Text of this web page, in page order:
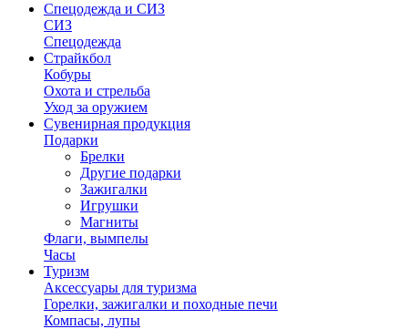
Спецодежда и СИЗ
СИЗ
Спецодежда
Страйкбол
Кобуры
Охота и стрельба
Уход за оружием
Сувенирная продукция
Подарки
Брелки
Другие подарки
Зажигалки
Игрушки
Магниты
Флаги, вымпелы
Часы
Туризм
Аксессуары для туризма
Горелки, зажигалки и походные печи
Компасы, лупы